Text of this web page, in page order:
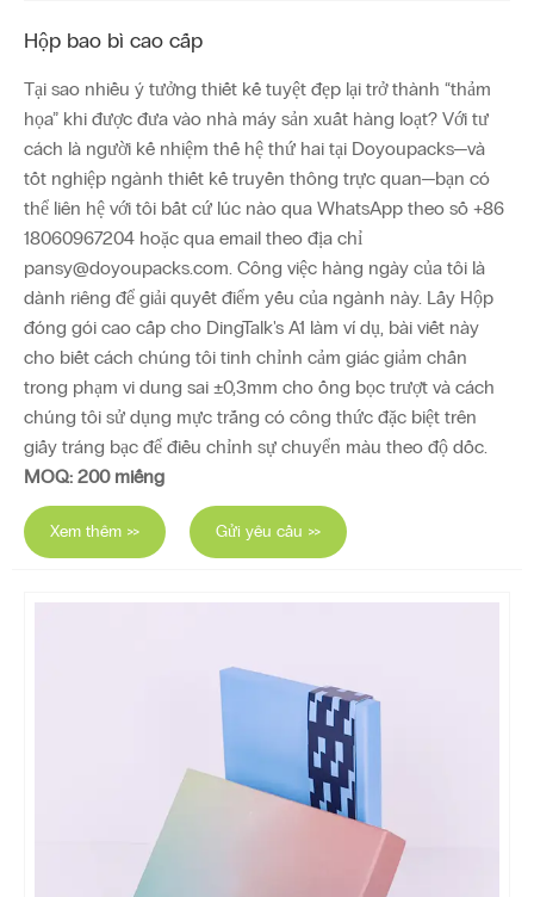
Hộp bao bì cao cấp
Tại sao nhiều ý tưởng thiết kế tuyệt đẹp lại trở thành “thảm
họa” khi được đưa vào nhà máy sản xuất hàng loạt? Với tư
cách là người kế nhiệm thế hệ thứ hai tại Doyoupacks—và
tốt nghiệp ngành thiết kế truyền thông trực quan—bạn có
thể liên hệ với tôi bất cứ lúc nào qua WhatsApp theo số +86
18060967204 hoặc qua email theo địa chỉ
pansy@doyoupacks.com. Công việc hàng ngày của tôi là
dành riêng để giải quyết điểm yếu của ngành này. Lấy Hộp
đóng gói cao cấp cho DingTalk's A1 làm ví dụ, bài viết này
cho biết cách chúng tôi tinh chỉnh cảm giác giảm chấn
trong phạm vi dung sai ±0,3mm cho ống bọc trượt và cách
chúng tôi sử dụng mực trắng có công thức đặc biệt trên
giấy tráng bạc để điều chỉnh sự chuyển màu theo độ dốc.
MOQ: 200 miếng
Xem thêm >> Gửi yêu cầu >>